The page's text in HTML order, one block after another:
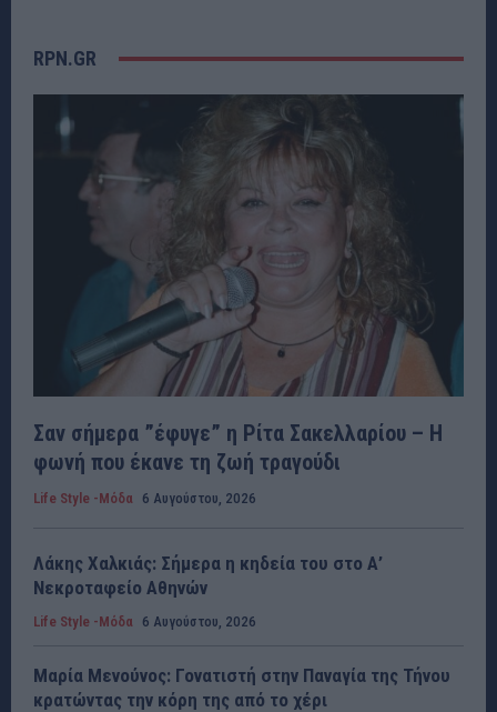
RPN.GR
Σαν σήμερα ”έφυγε” η Ρίτα Σακελλαρίου – Η
φωνή που έκανε τη ζωή τραγούδι
Life Style -Μόδα 6 Αυγούστου, 2026
Λάκης Χαλκιάς: Σήμερα η κηδεία του στο Α’
Νεκροταφείο Αθηνών
Life Style -Μόδα 6 Αυγούστου, 2026
Μαρία Μενούνος: Γονατιστή στην Παναγία της Τήνου
κρατώντας την κόρη της από το χέρι